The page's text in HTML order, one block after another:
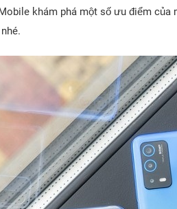
khám phá một số ưu điểm của